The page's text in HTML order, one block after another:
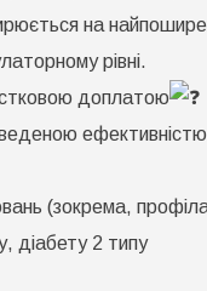
на
рівні.
доплатою
(зокрема,
діабету 2 типу